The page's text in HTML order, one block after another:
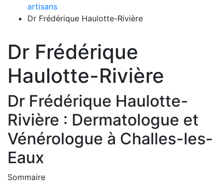
artisans
Dr Frédérique Haulotte-Rivière
Dr Frédérique
Haulotte-Rivière
Dr Frédérique Haulotte-
Rivière : Dermatologue et
Vénérologue à Challes-les-
Eaux
Sommaire